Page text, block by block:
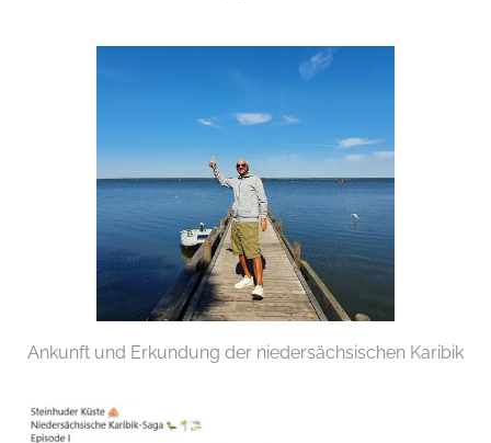
Ankunft und Erkundung der niedersächsischen Karibik